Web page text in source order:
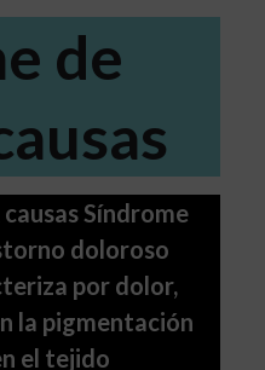
de
Síndrome
doloroso
por dolor,
la pigmentación
el tejido